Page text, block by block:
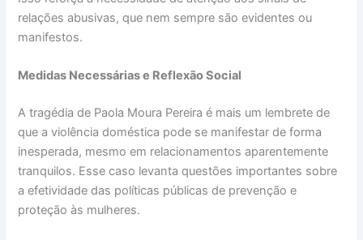
relações abusivas, que nem sempre são evidentes ou
manifestos.
Medidas Necessárias e Reflexão Social
A tragédia de Paola Moura Pereira é mais um lembrete de
que a violência doméstica pode se manifestar de forma
inesperada, mesmo em relacionamentos aparentemente
tranquilos. Esse caso levanta questões importantes sobre
a efetividade das políticas públicas de prevenção e
proteção às mulheres.